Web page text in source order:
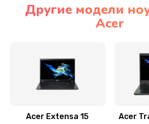
Настройка BIOS
Замена видеочипа
Заказать
Другие модели
Acer
Acer Extensa 15 Acer